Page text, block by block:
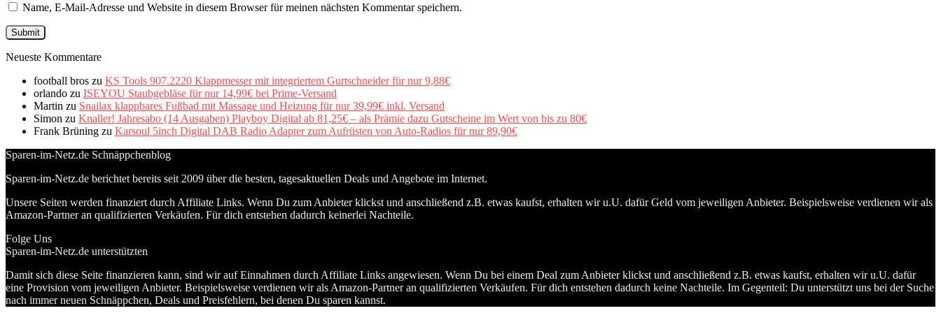
Name, E-Mail-Adresse und Website in diesem Browser für meinen nächsten Kommentar speichern.
Neueste Kommentare
football bros zu KS Tools 907.2220 Klappmesser mit integriertem Gurtschneider für nur 9,88€
orlando zu ISEYOU Staubgebläse für nur 14,99€ bei Prime-Versand
Martin zu Snailax klappbares Fußbad mit Massage und Heizung für nur 39,99€ inkl. Versand
Simon zu Knaller! Jahresabo (14 Ausgaben) Playboy Digital ab 81,25€ – als Prämie dazu Gutscheine im Wert von bis zu 80€
Frank Brüning zu Karsoul 5inch Digital DAB Radio Adapter zum Aufrüsten von Auto-Radios für nur 89,90€
Sparen-im-Netz.de Schnäppchenblog
Sparen-im-Netz.de berichtet bereits seit 2009 über die besten, tagesaktuellen Deals und Angebote im Internet.
Unsere Seiten werden finanziert durch Affiliate Links. Wenn Du zum Anbieter klickst und anschließend z.B. etwas kaufst, erhalten wir u.U. dafür Geld vom jeweiligen Anbieter. Beispielsweise verdienen wir als
Amazon-Partner an qualifizierten Verkäufen. Für dich entstehen dadurch keinerlei Nachteile.
Folge Uns
Sparen-im-Netz.de unterstützten
Damit sich diese Seite finanzieren kann, sind wir auf Einnahmen durch Affiliate Links angewiesen. Wenn Du bei einem Deal zum Anbieter klickst und anschließend z.B. etwas kaufst, erhalten wir u.U. dafür
eine Provision vom jeweiligen Anbieter. Beispielsweise verdienen wir als Amazon-Partner an qualifizierten Verkäufen. Für dich entstehen dadurch keine Nachteile. Im Gegenteil: Du unterstützt uns bei der Suche
nach immer neuen Schnäppchen, Deals und Preisfehlern, bei denen Du sparen kannst.